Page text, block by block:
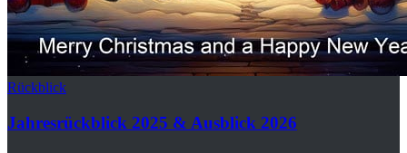
Rückblick
Jahresrückblick 2025 & Ausblick 2026